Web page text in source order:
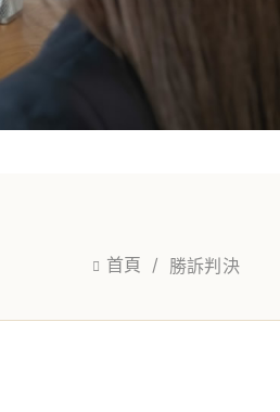
首頁 勝訴判決